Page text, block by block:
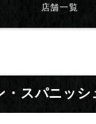
店舗一覧
・スパニッ